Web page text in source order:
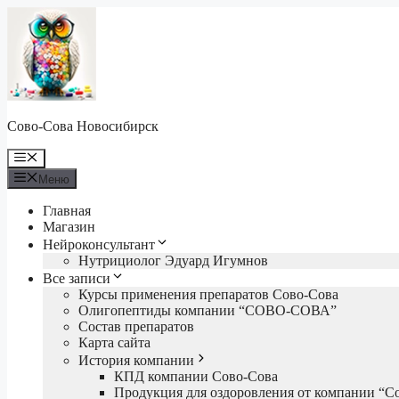
Перейти
содержимому
Сово-Сова Новосибирск
Меню
Меню
Главная
Магазин
Нейроконсультант
Нутрициолог Эдуард Игумнов
Все записи
Курсы применения препаратов Сово-Сова
Олигопептиды компании “СОВО-СОВА”
Состав препаратов
Карта сайта
История компании
КПД компании Сово-Сова
Продукция для оздоровления от компании